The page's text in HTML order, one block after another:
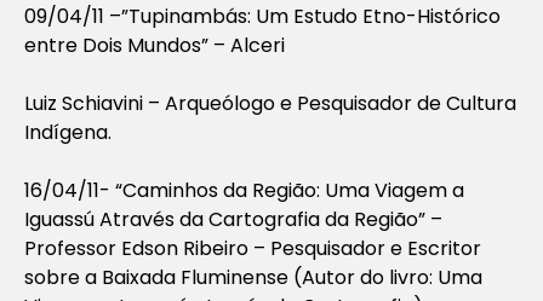
09/04/11 –”Tupinambás: Um Estudo Etno-Histórico
entre Dois Mundos” – Alceri
Luiz Schiavini – Arqueólogo e Pesquisador de Cultura
Indígena.
16/04/11- “Caminhos da Região: Uma Viagem a
Iguassú Através da Cartografia da Região” –
Professor Edson Ribeiro – Pesquisador e Escritor
sobre a Baixada Fluminense (Autor do livro: Uma